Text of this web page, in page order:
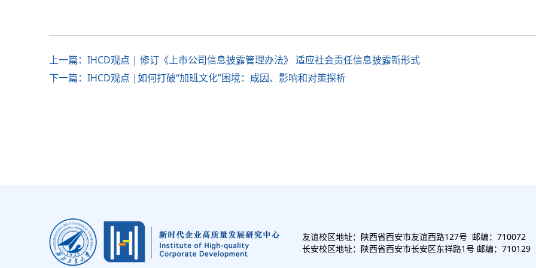
上一篇：IHCD观点 | 修订《上市公司信息披露管理办法》 适应社会责任信息披露新形式
下一篇：IHCD观点 |如何打破“加班文化”困境：成因、影响和对策探析
友谊校区地址：陕西省西安市友谊西路127号 邮编：710072
长安校区地址：陕西省西安市长安区东祥路1号 邮编：710129